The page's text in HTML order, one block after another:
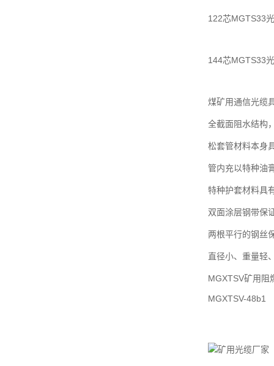
122芯MGTS33
144芯MGTS33
煤矿用通信光缆
全截面阻水结构
松套管材料本身
管内充以特种油
特种护套材料具
双面涂层钢带保
两根平行的钢丝
直径小、重量轻
MGXTSV矿用阻
MGXTSV-48b1